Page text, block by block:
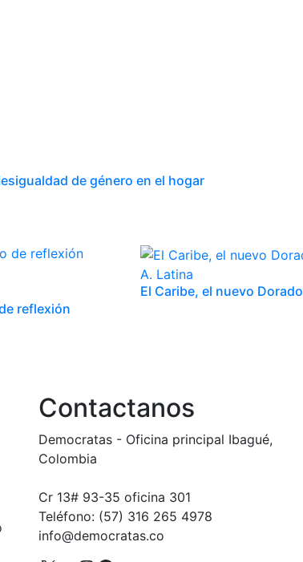
de género en el hogar
reflexión
A. Latina
El Caribe, el nuevo Dorado
Contactanos
Democratas - Oficina principal Ibagué,
Colombia
Cr 13# 93-35 oficina 301
Teléfono: (57) 316 265 4978
info@democratas.co